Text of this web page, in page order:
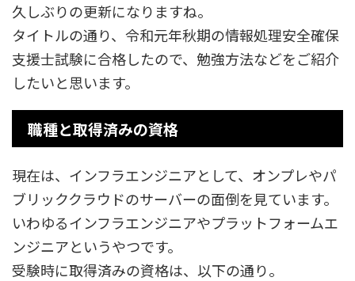
久しぶりの更新になりますね。
タイトルの通り、令和元年秋期の情報処理安全確保
支援士試験に合格したので、勉強方法などをご紹介
したいと思います。
職種と取得済みの資格
現在は、インフラエンジニアとして、オンプレやパ
ブリッククラウドのサーバーの面倒を見ています。
いわゆるインフラエンジニアやプラットフォームエ
ンジニアというやつです。
受験時に取得済みの資格は、以下の通り。